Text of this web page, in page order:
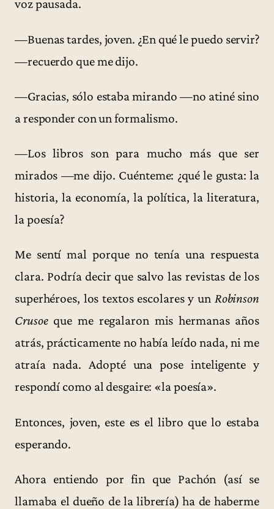
voz pausada.
—Buenas tardes, joven. ¿En qué le puedo servir?
—recuerdo que me dijo.
—Gracias, sólo estaba mirando —no atiné sino
a responder con un formalismo.
—Los libros son para mucho más que ser
mirados —me dijo. Cuénteme: ¿qué le gusta: la
historia, la economía, la política, la literatura,
la poesía?
Me sentí mal porque no tenía una respuesta
clara. Podría decir que salvo las revistas de los
superhéroes, los textos escolares y un Robinson
Crusoeque me regalaron mis hermanas años
atrás, prácticamente no había leído nada, ni me
atraía nada. Adopté una pose inteligente y
respondí como al desgaire: «la poesía».
Entonces, joven, este es el libro que lo estaba
esperando.
Ahora entiendo por fin que Pachón (así se
llamaba el dueño de la librería) ha de haberme